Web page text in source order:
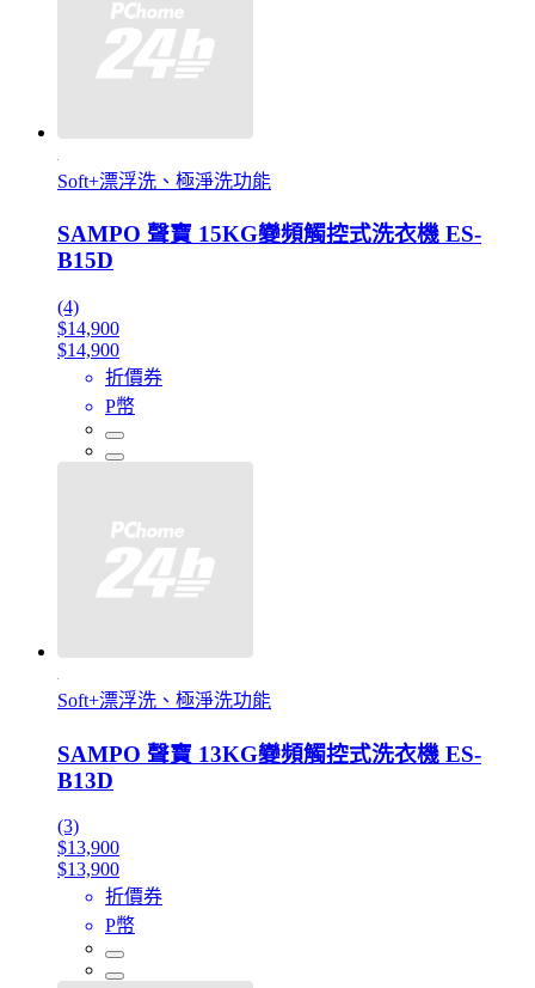
Soft+漂浮洗、極淨洗功能
SAMPO 聲寶 15KG變頻觸控式洗衣機 ES-
B15D
(4)
$14,900
$14,900
折價券
P幣
Soft+漂浮洗、極淨洗功能
SAMPO 聲寶 13KG變頻觸控式洗衣機 ES-
B13D
(3)
$13,900
$13,900
折價券
P幣